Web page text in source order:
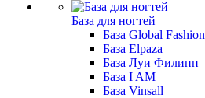
База для ногтей
База Global Fashion
База Elpaza
База Луи Филипп
База I AM
База Vinsall